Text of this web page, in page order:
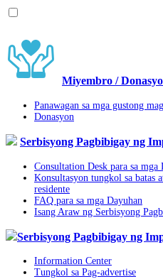
Miyembro /
Panawagan sa mga gustong
Donasyon
Serbisyong Pagbibigay ng
Consultation Desk para sa mga
Konsultasyon tungkol sa batas
residente
FAQ para sa mga Dayuhan
Isang Araw ng Serbisyong
Serbisyong Pagbibigay ng
Information Center
Tungkol sa Pag-advertise